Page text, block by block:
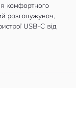
комфортного
розгалужувач,
USB-C від